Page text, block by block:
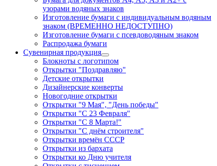
узорами водяных знаков
Изготовление бумаги с индивидуальным водяным
знаком (ВРЕМЕННО НЕДОСТУПНО)
Изготовление бумаги с псевдоводяным знаком
Распродажа бумаги
Сувенирная продукция
Блокноты с логотипом
Открытки "Поздравляю"
Детские открытки
Дизайнерские конверты
Новогодние открытки
Открытки "9 Мая", "День победы"
Открытки "С 23 Февраля"
Открытки "С 8 Марта!"
Открытки "С днём строителя"
Открытки времён СССР
Открытки из бархата
Открытки ко Дню учителя